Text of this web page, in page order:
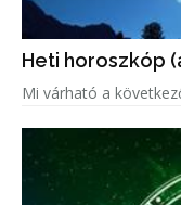
Heti horoszkóp
Mi várható a